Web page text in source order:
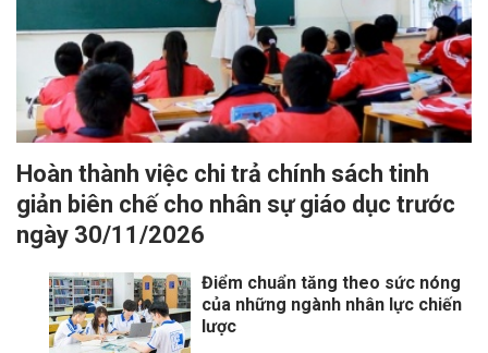
Hoàn thành việc chi trả chính sách tinh
giản biên chế cho nhân sự giáo dục trước
ngày 30/11/2026
Điểm chuẩn tăng theo sức nóng
của những ngành nhân lực chiến
lược